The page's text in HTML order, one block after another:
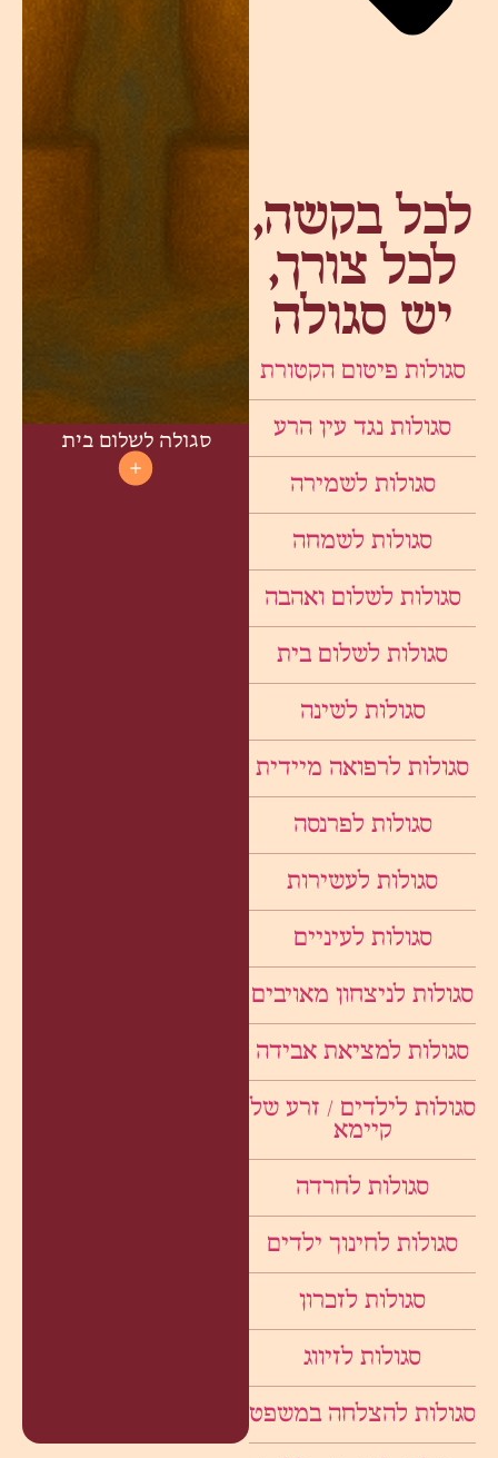
לכל בקשה,
לכל צורך,
יש סגולה
סגולות פיטום הקטורת
סגולות נגד עין הרע
סגולות לשמירה
סגולות לשמחה
סגולות לשלום ואהבה
סגולות לשלום בית
סגולות לשינה
סגולות לרפואה מיידית
סגולות לפרנסה
סגולות לעשירות
סגולות לעיניים
סגולות לניצחון מאויבים
סגולות למציאת אבידה
סגולות לילדים / זרע של
קיימא
סגולות לחרדה
סגולות לחינוך ילדים
סגולות לזכרון
סגולות לזיווג
סגולות להצלחה במשפט
סגולה לשלום בית